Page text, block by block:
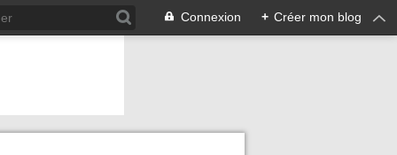
Connexion + Créer mon blog